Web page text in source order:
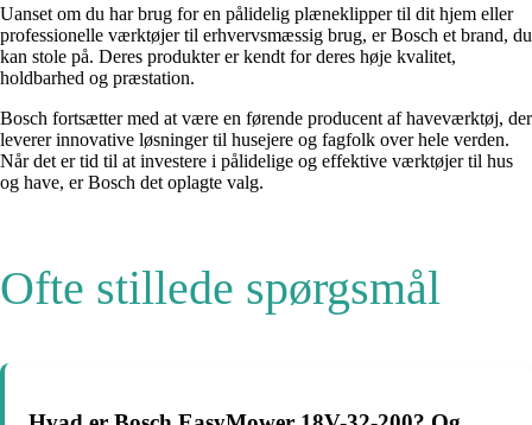
Uanset om du har brug for en pålidelig plæneklipper til dit hjem eller
professionelle værktøjer til erhvervsmæssig brug, er Bosch et brand, du
kan stole på. Deres produkter er kendt for deres høje kvalitet,
holdbarhed og præstation.
Bosch fortsætter med at være en førende producent af haveværktøj, der
leverer innovative løsninger til husejere og fagfolk over hele verden.
Når det er tid til at investere i pålidelige og effektive værktøjer til hus
og have, er Bosch det oplagte valg.
Ofte stillede spørgsmål